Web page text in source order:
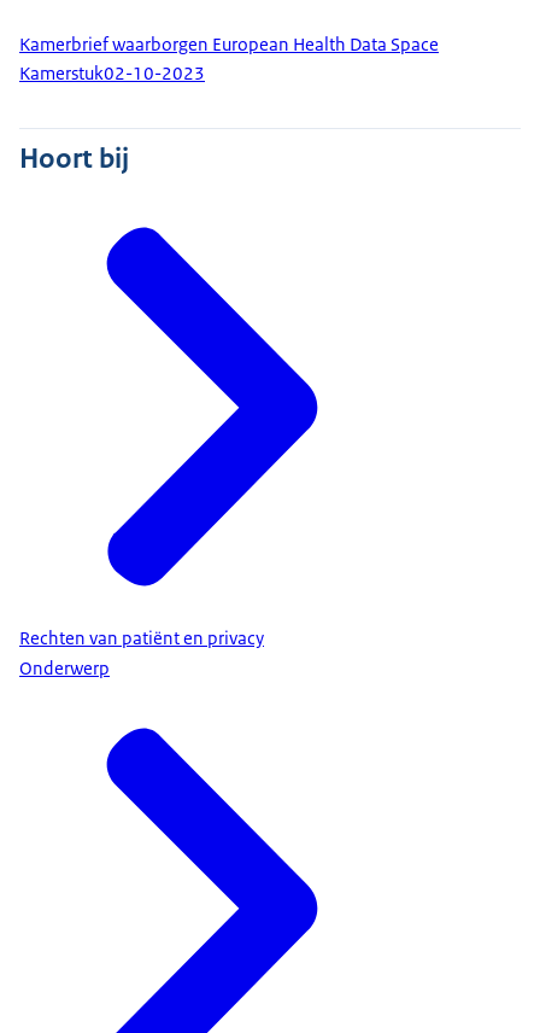
Kamerbrief waarborgen European Health Data Space
Kamerstuk02-10-2023
Hoort bij
Rechten van patiënt en privacy
Onderwerp